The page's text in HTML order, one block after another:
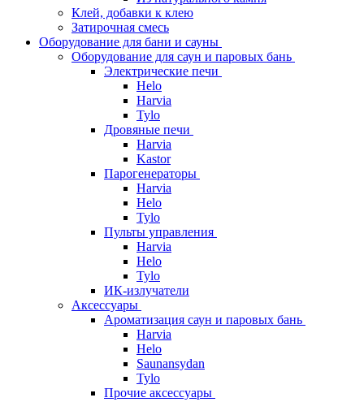
Клей, добавки к клею
Затирочная смесь
Оборудование для бани и сауны
Оборудование для саун и паровых бань
Электрические печи
Helo
Harvia
Tylo
Дровяные печи
Harvia
Kastor
Парогенераторы
Harvia
Helo
Tylo
Пульты управления
Harvia
Helo
Tylo
ИК-излучатели
Аксессуары
Ароматизация саун и паровых бань
Harvia
Helo
Saunansydan
Tylo
Прочие аксессуары